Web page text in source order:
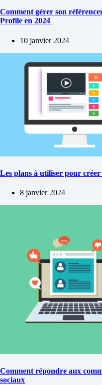
Comment gérer son
Profile en 2024
10 janvier 2024
Les plans à utiliser pour
8 janvier 2024
Comment répondre aux
sociaux